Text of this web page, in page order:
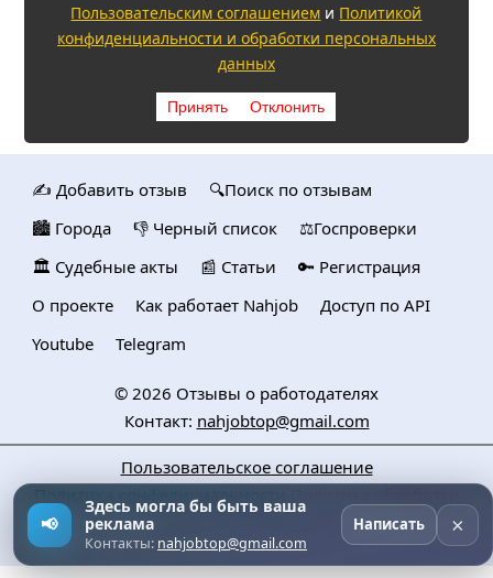
Пользовательским соглашением и Политикой
конфиденциальности и обработки персональных
данных
Принять Отклонить
✍️ Добавить отзыв
🔍Поиск по отзывам
🏙️ Городa
👎 Черный список
⚖️Госпроверки
🏛️ Судебные акты
📰 Статьи
🔑 Регистрация
О проекте
Как работает Nahjob
Доступ по API
Youtube
Telegram
© 2026 Отзывы о работодателях
Контакт: nahjobtop@gmail.com
Пользовательское соглашение
Политика конфедициальности
персональных данных
📢
Здесь могла бы быть ваша
реклама
Контакты: nahjobtop@gmail.com
Написать ×